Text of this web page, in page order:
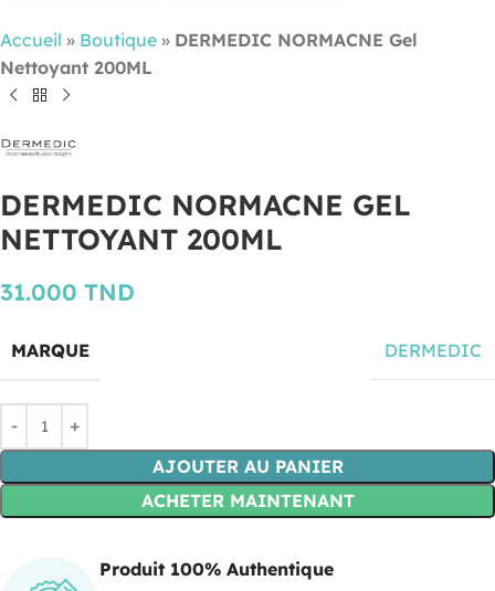
Accueil » Boutique » DERMEDIC NORMACNE Gel
Nettoyant 200ML
DERMEDIC NORMACNE GEL
NETTOYANT 200ML
31.000 TND
MARQUE DERMEDIC
AJOUTER AU PANIER
ACHETER MAINTENANT
Produit 100% Authentique